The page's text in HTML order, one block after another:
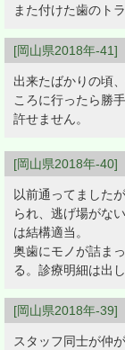
また付けた歯のト
[岡山県2018年-
出来たばかりの頃
ころに行ったら勝
許せません。
[岡山県2018年-
以前通ってました
られ、逃げ場がな
は結構適当。
奥歯にモノが詰ま
る。診療明細は出
[岡山県2018年-
スタッフ同士が仲